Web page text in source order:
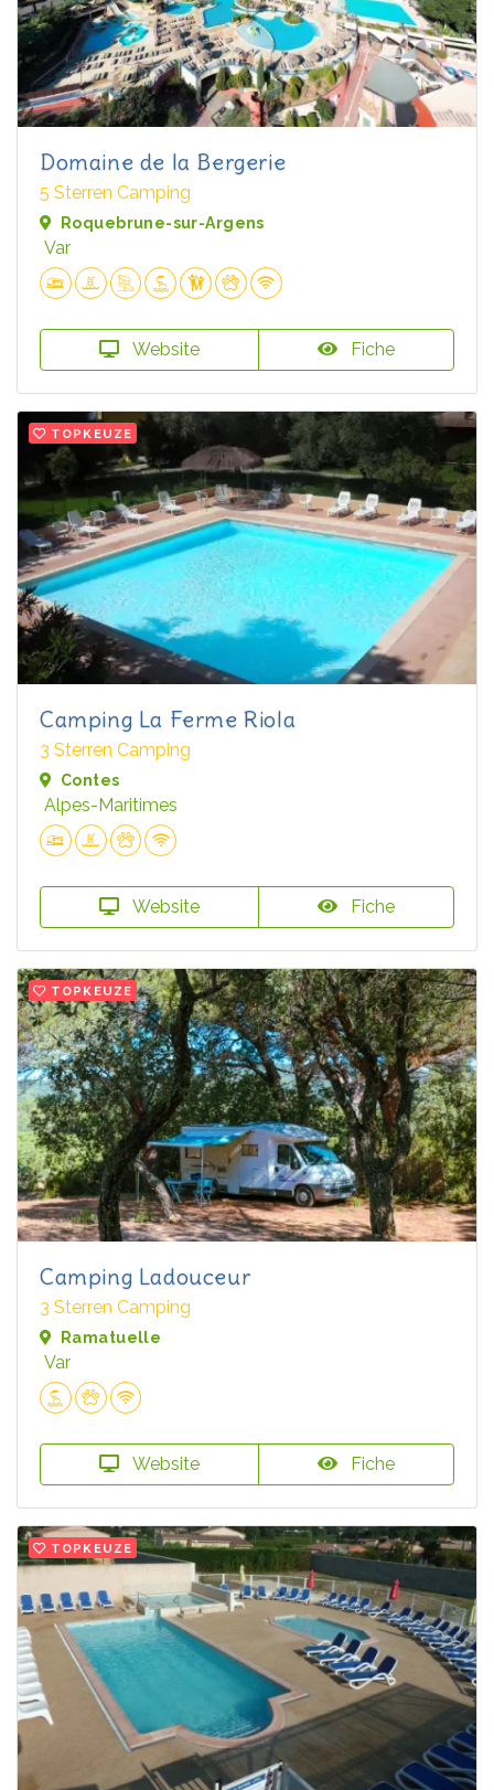
Domaine de la Bergerie
5 Sterren Camping
Roquebrune-sur-Argens
Var
Website Fiche
TOPKEUZE
Camping La Ferme Riola
3 Sterren Camping
Contes
Alpes-Maritimes
Website Fiche
TOPKEUZE
Camping Ladouceur
3 Sterren Camping
Ramatuelle
Var
Website Fiche
TOPKEUZE